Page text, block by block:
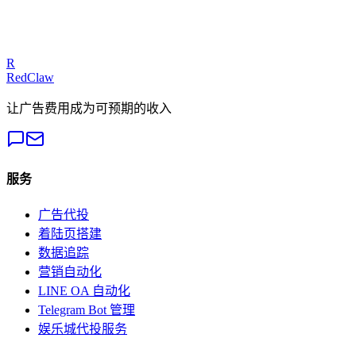
R
RedClaw
让广告费用成为可预期的收入
服务
广告代投
着陆页搭建
数据追踪
营销自动化
LINE OA 自动化
Telegram Bot 管理
娱乐城代投服务